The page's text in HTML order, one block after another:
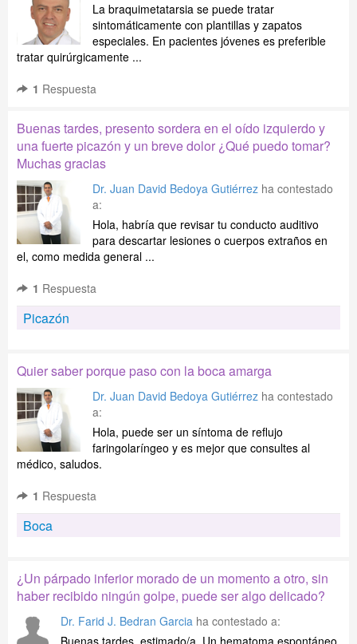
La braquimetatarsia se puede tratar
sintomáticamente con plantillas y zapatos
especiales. En pacientes jóvenes es preferible
tratar quirúrgicamente ...
1 Respuesta
Buenas tardes, presento sordera en el oído izquierdo y
una fuerte picazón y un breve dolor ¿Qué puedo tomar?
Muchas gracias
Dr. Juan David Bedoya Gutiérrez ha contestado
a:
Hola, habría que revisar tu conducto auditivo
para descartar lesiones o cuerpos extraños en
el, como medida general ...
1 Respuesta
Picazón
Quier saber porque paso con la boca amarga
Dr. Juan David Bedoya Gutiérrez ha contestado
a:
Hola, puede ser un síntoma de reflujo
faringolaríngeo y es mejor que consultes al
médico, saludos.
1 Respuesta
Boca
¿Un párpado inferior morado de un momento a otro, sin
haber recibido ningún golpe, puede ser algo delicado?
Dr. Farid J. Bedran Garcia ha contestado a:
Buenas tardes, estimado/a. Un hematoma espontáneo